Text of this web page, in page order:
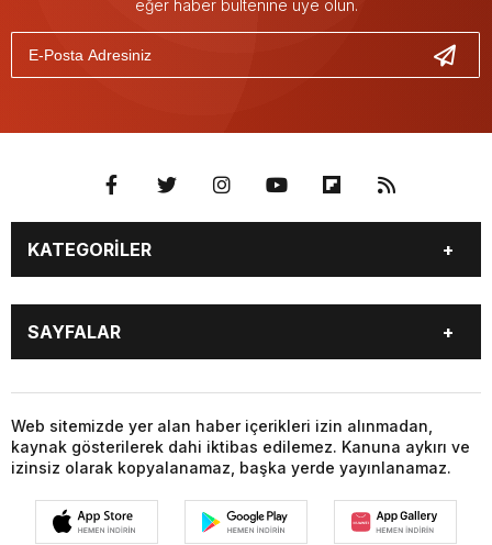
eğer haber bültenine üye olun.
KATEGORİLER
GÜNDEM
SEKTÖR ÖZEL
GÜNDEM
EKONOMİ
SPOR
SAYFALAR
GÜNDEM
SİYASET
EKONOMİ
SPOR
Web sitemizde yer alan haber içerikleri izin alınmadan,
kaynak gösterilerek dahi iktibas edilemez. Kanuna aykırı ve
izinsiz olarak kopyalanamaz, başka yerde yayınlanamaz.